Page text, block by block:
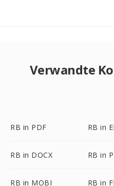
Verwandte
RB in PDF RB in
RB in DOCX RB in
RB in MOBI RB in